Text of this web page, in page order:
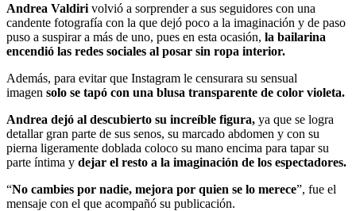
Andrea Valdiri volvió a sorprender a sus seguidores con una
candente fotografía con la que dejó poco a la imaginación y de paso
puso a suspirar a más de uno, pues en esta ocasión, la bailarina
encendió las redes sociales al posar sin ropa interior.
Además, para evitar que Instagram le censurara su sensual
imagen solo se tapó con una blusa transparente de color violeta.
Andrea dejó al descubierto su increíble figura, ya que se logra
detallar gran parte de sus senos, su marcado abdomen y con su
pierna ligeramente doblada coloco su mano encima para tapar su
parte íntima y dejar el resto a la imaginación de los espectadores.
“No cambies por nadie, mejora por quien se lo merece”, fue el
mensaje con el que acompañó su publicación.